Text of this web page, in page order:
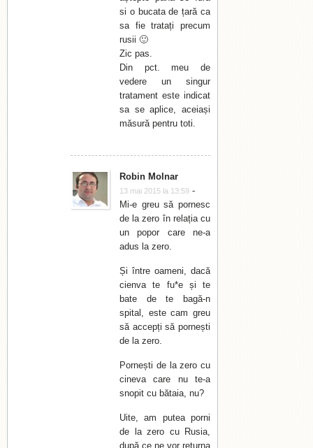
si o bucata de țară ca
sa fie tratați precum
rusii 🙂
Zic pas.
Din pct. meu de
vedere un singur
tratament este indicat
sa se aplice, aceiași
măsură pentru toti.
Robin Molnar
13 mai 2015 la 13:59 -
Mi-e greu să pornesc
de la zero în relația cu
un popor care ne-a
adus la zero.
Și între oameni, dacă
cienva te fu*e și te
bate de te bagă-n
spital, este cam greu
să accepți să pornești
de la zero.
Pornești de la zero cu
cineva care nu te-a
snopit cu bătaia, nu?
Uite, am putea porni
de la zero cu Rusia,
după ce ne vor returna